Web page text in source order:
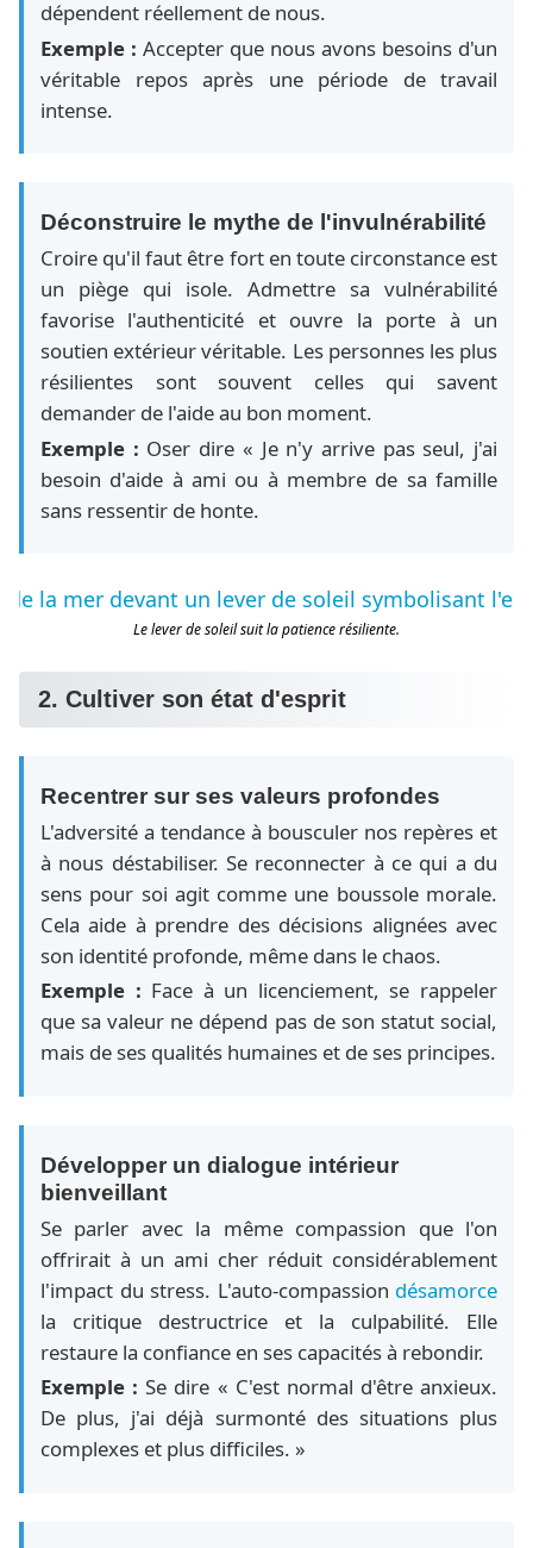
dépendent réellement de nous.
Exemple : Accepter que nous avons besoins d'un
véritable repos après une période de travail
intense.
Déconstruire le mythe de l'invulnérabilité
Croire qu'il faut être fort en toute circonstance est
un piège qui isole. Admettre sa vulnérabilité
favorise l'authenticité et ouvre la porte à un
soutien extérieur véritable. Les personnes les plus
résilientes sont souvent celles qui savent
demander de l'aide au bon moment.
Exemple : Oser dire « Je n'y arrive pas seul, j'ai
besoin d'aide à ami ou à membre de sa famille
sans ressentir de honte.
Le lever de soleil suit la patience résiliente.
2. Cultiver son état d'esprit
Recentrer sur ses valeurs profondes
L'adversité a tendance à bousculer nos repères et
à nous déstabiliser. Se reconnecter à ce qui a du
sens pour soi agit comme une boussole morale.
Cela aide à prendre des décisions alignées avec
son identité profonde, même dans le chaos.
Exemple : Face à un licenciement, se rappeler
que sa valeur ne dépend pas de son statut social,
mais de ses qualités humaines et de ses principes.
Développer un dialogue intérieur
bienveillant
Se parler avec la même compassion que l'on
offrirait à un ami cher réduit considérablement
l'impact du stress. L'auto-compassion désamorce
la critique destructrice et la culpabilité. Elle
restaure la confiance en ses capacités à rebondir.
Exemple :Se dire « C'est normal d'être anxieux.
De plus, j'ai déjà surmonté des situations plus
complexes et plus difficiles. »